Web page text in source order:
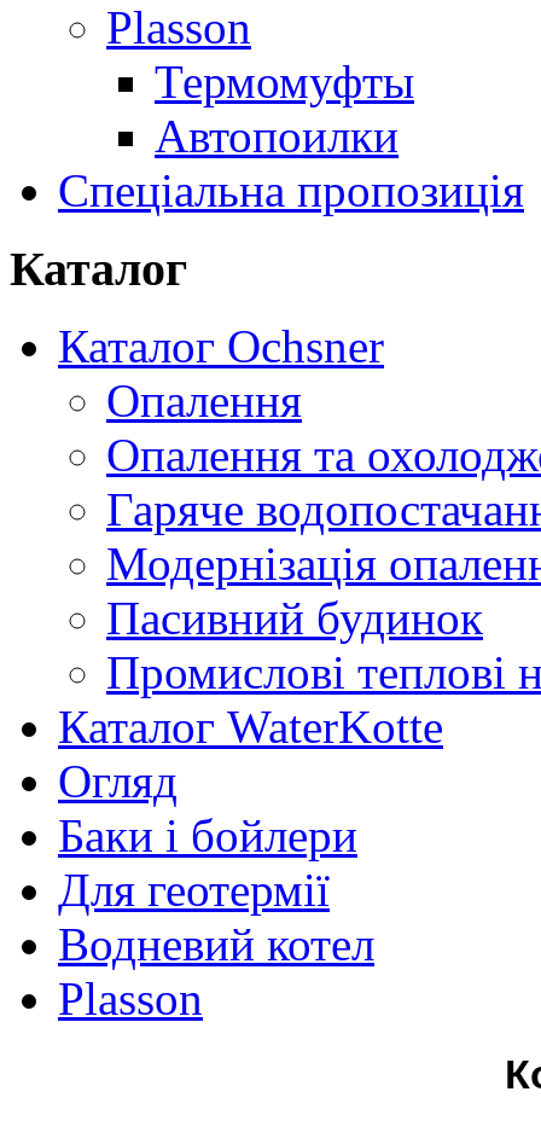
Plasson
Термомуфты
Автопоилки
Спеціальна пропозиція
Каталог
Каталог Ochsner
Опалення
Опалення та
Гаряче
Модернізація
Пасивний будинок
Промислові теплові
Каталог WaterKotte
Огляд
Баки і бойлери
Для геотермії
Водневий котел
Plasson